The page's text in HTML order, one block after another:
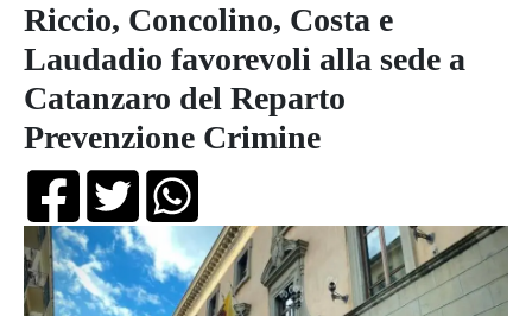
Riccio, Concolino, Costa e
Laudadio favorevoli alla sede a
Catanzaro del Reparto
Prevenzione Crimine